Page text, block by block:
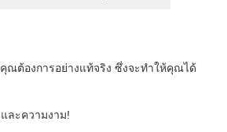
ณต้องการอย่างแท้จริง ซึ่งจะทำให้คุณได้
ละความงาม!